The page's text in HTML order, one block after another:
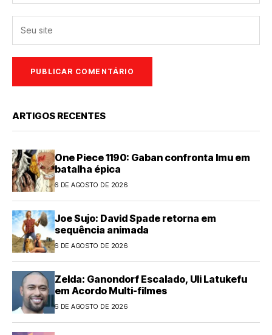
ARTIGOS RECENTES
One Piece 1190: Gaban confronta Imu em
batalha épica
6 DE AGOSTO DE 2026
Joe Sujo: David Spade retorna em
sequência animada
6 DE AGOSTO DE 2026
Zelda: Ganondorf Escalado, Uli Latukefu
em Acordo Multi-filmes
6 DE AGOSTO DE 2026